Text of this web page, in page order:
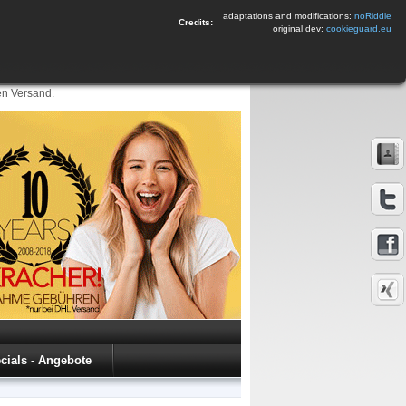
Credits:
adaptations and modifications: noRiddle
original dev: cookieguard.eu
Versand.
- Angebote